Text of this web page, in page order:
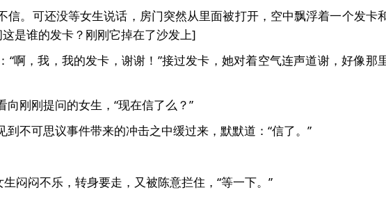
信。可还没等女生说话，房门突然从里面被打开，空中飘浮着一个发卡
是谁的发卡？刚刚它掉在了沙发上]
“啊，我，我的发卡，谢谢！”接过发卡，她对着空气连声道谢，好像那
向刚刚提问的女生，“现在信了么？”
到不可思议事件带来的冲击之中缓过来，默默道：“信了。”
闷闷不乐，转身要走，又被陈意拦住，“等一下。”